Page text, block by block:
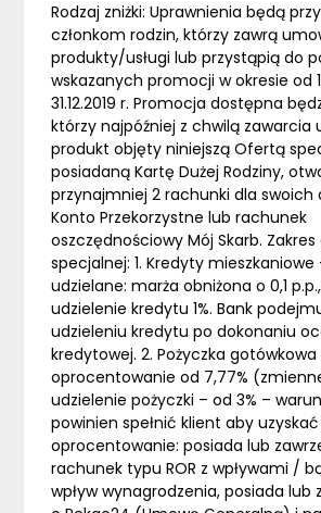
Rodzaj zniżki: Uprawnienia będą
członkom rodzin, którzy zawrą
produkty/usługi lub przystąpią do
wskazanych promocji w okresie od
31.12.2019 r. Promocja dostępna
którzy najpóźniej z chwilą zawarcia
produkt objęty niniejszą Ofertą
posiadaną Kartę Dużej Rodziny,
przynajmniej 2 rachunki dla swoich
Konto Przekorzystne lub rachunek
oszczędnościowy Mój Skarb.
specjalnej: 1. Kredyty
udzielane: marża obniżona o 0,1
udzielenie kredytu 1%. Bank
udzieleniu kredytu po dokonaniu
kredytowej. 2. Pożyczka gotówkowa
oprocentowanie od 7,77%
udzielenie pożyczki – od 3% –
powinien spełnić klient aby
oprocentowanie: posiada lub
rachunek typu ROR z wpływami /
wpływ wynagrodzenia, posiada lub